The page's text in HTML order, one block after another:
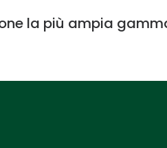
la più ampia